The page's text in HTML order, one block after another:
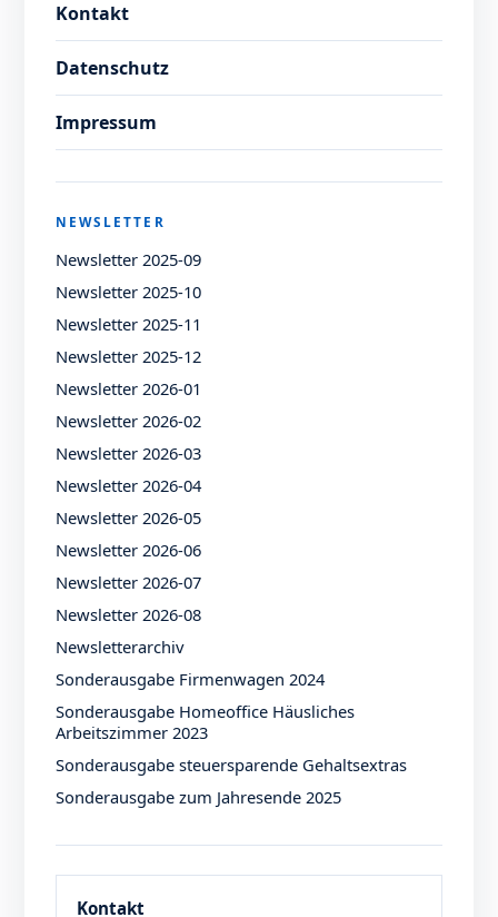
Kontakt
Datenschutz
Impressum
NEWSLETTER
Newsletter 2025-09
Newsletter 2025-10
Newsletter 2025-11
Newsletter 2025-12
Newsletter 2026-01
Newsletter 2026-02
Newsletter 2026-03
Newsletter 2026-04
Newsletter 2026-05
Newsletter 2026-06
Newsletter 2026-07
Newsletter 2026-08
Newsletterarchiv
Sonderausgabe Firmenwagen 2024
Sonderausgabe Homeoffice Häusliches
Arbeitszimmer 2023
Sonderausgabe steuersparende Gehaltsextras
Sonderausgabe zum Jahresende 2025
Kontakt